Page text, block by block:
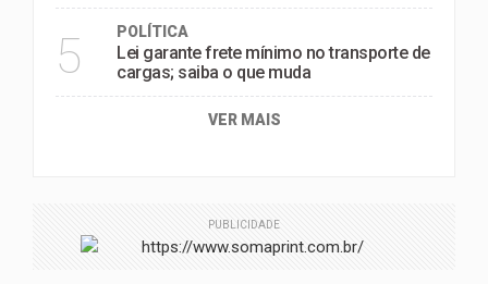
5 POLÍTICA
Lei garante frete mínimo no transporte de
cargas; saiba o que muda
VER MAIS
PUBLICIDADE